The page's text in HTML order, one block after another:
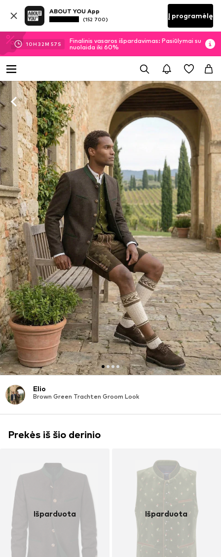
ABOUT YOU App
(152 700) Į programėlę
10H 32M 56 S
Finalinis vasaros išpardavimas: Pasiūlymai su
nuolaida iki 60%
Elio
Brown Green Trachten Groom Look
Prekės iš šio derinio
Išparduota Išparduota